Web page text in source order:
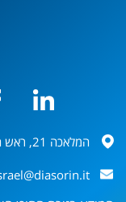
המלאכה 21, ראש העין